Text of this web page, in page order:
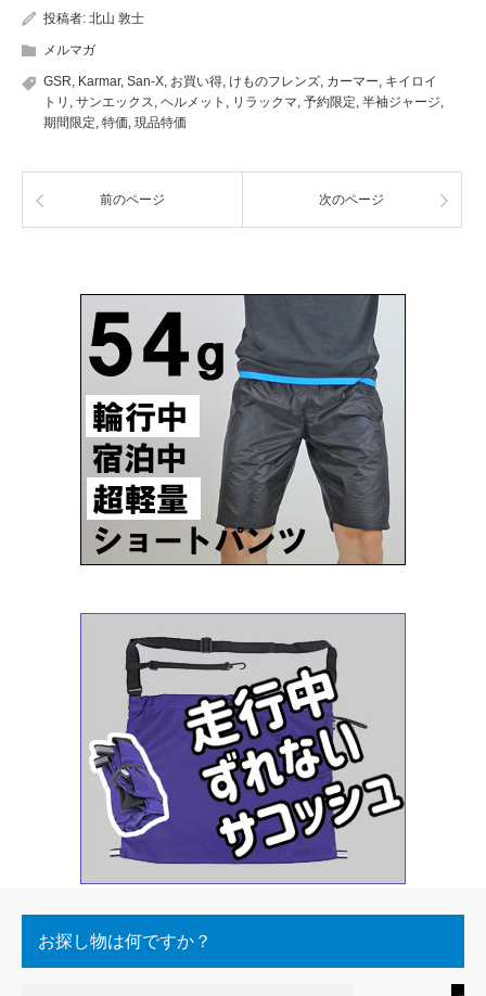
投稿者: 北山 敦士
メルマガ
GSR, Karmar, San-X, お買い得, けものフレンズ, カーマー, キイロイ
トリ , サンエックス, ヘルメット , リラックマ, 予約限定, 半袖ジャージ,
期間限定, 特価, 現品特価
前のページ 次のページ
お探し物は何ですか？